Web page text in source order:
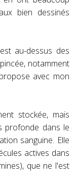
bien dessinés
au-dessus des
notamment
avec mon
stockée, mais
profonde dans le
sanguine. Elle
actives dans
que ne l'est